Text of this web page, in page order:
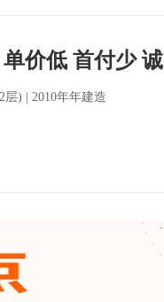
层) | 2010年年建造